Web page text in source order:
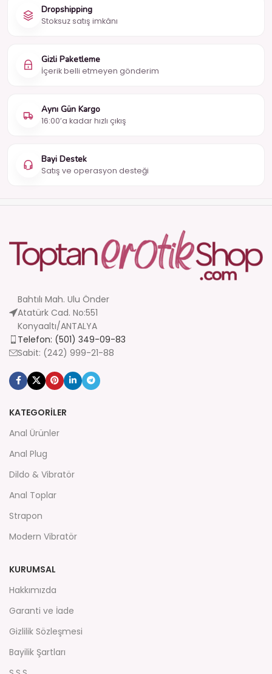
Dropshipping
Stoksuz satış imkânı
Gizli Paketleme
İçerik belli etmeyen gönderim
Aynı Gün Kargo
16:00’a kadar hızlı çıkış
Bayi Destek
Satış ve operasyon desteği
Bahtılı Mah. Ulu Önder
Atatürk Cad. No:551
Konyaaltı/ANTALYA
Telefon: (501) 349-09-83
Sabit: (242) 999-21-88
KATEGORİLER
Anal Ürünler
Anal Plug
Dildo & Vibratör
Anal Toplar
Strapon
Modern Vibratör
KURUMSAL
Hakkımızda
Garanti ve İade
Gizlilik Sözleşmesi
Bayilik Şartları